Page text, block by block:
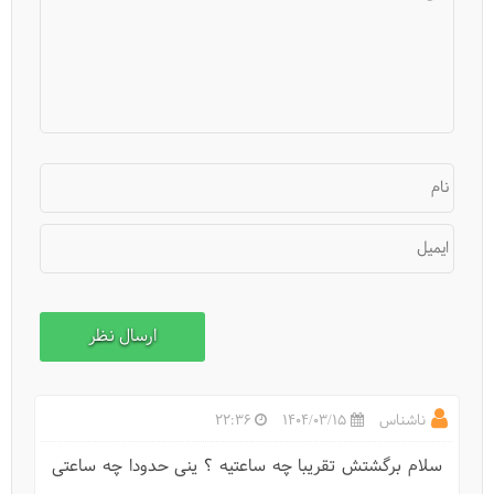
نام
ایمیل
ناشناس 1404/03/15
22:36
سلام برگشتش تقریبا چه ساعتیه ؟ ینی حدودا چه ساعتی